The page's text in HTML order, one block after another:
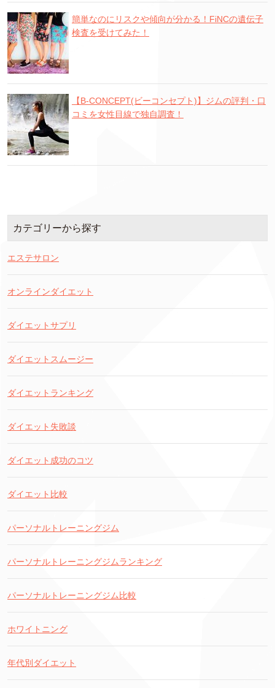
簡単なのにリスクや傾向が分かる！FiNCの遺伝子
検査を受けてみた！
【B-CONCEPT(ビーコンセプト)】ジムの評判・口
コミを女性目線で独自調査！
カテゴリーから探す
エステサロン
オンラインダイエット
ダイエットサプリ
ダイエットスムージー
ダイエットランキング
ダイエット失敗談
ダイエット成功のコツ
ダイエット比較
パーソナルトレーニングジム
パーソナルトレーニングジムランキング
パーソナルトレーニングジム比較
ホワイトニング
年代別ダイエット